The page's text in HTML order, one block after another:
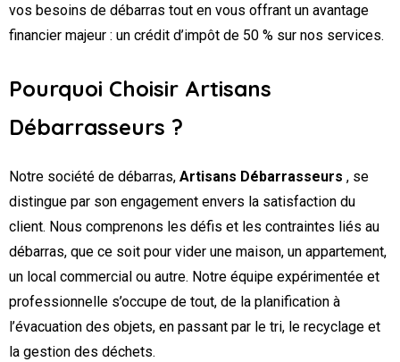
vos besoins de débarras tout en vous offrant un avantage
financier majeur : un crédit d’impôt de 50 % sur nos services.
Pourquoi Choisir Artisans
Débarrasseurs ?
Notre société de débarras, Artisans Débarrasseurs , se
distingue par son engagement envers la satisfaction du
client. Nous comprenons les défis et les contraintes liés au
débarras, que ce soit pour vider une maison, un appartement,
un local commercial ou autre. Notre équipe expérimentée et
professionnelle s’occupe de tout, de la planification à
l’évacuation des objets, en passant par le tri, le recyclage et
la gestion des déchets.